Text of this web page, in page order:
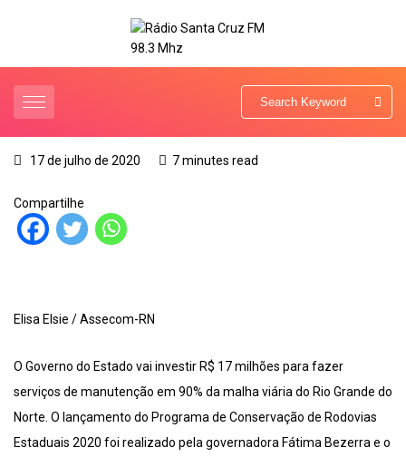
17 de julho de 2020 7 minutes read
Compartilhe
Elisa Elsie / Assecom-RN
O Governo do Estado vai investir R$ 17 milhões para fazer
serviços de manutenção em 90% da malha viária do Rio Grande do
Norte. O lançamento do Programa de Conservação de Rodovias
Estaduais 2020 foi realizado pela governadora Fátima Bezerra e o